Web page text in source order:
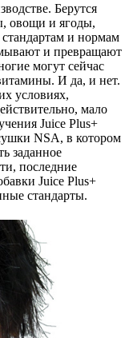
Берутся
овощи и ягоды,
стандартам и нормам
и превращают
могут сейчас
И да, и нет.
условиях,
мало
Juice Plus+
NSA, в котором
заданное
последние
Juice Plus+
стандарты.